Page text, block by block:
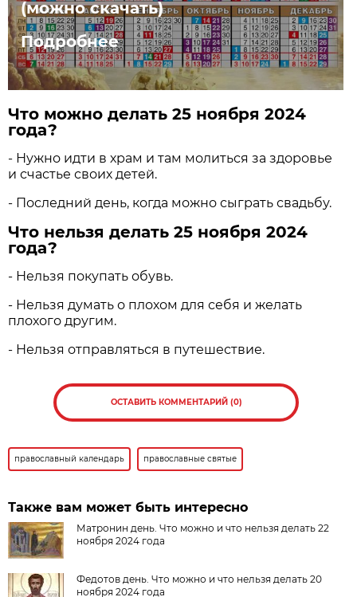
(можно скачать)
Подробнее
Что можно делать 25 ноября 2024
года?
- Нужно идти в храм и там молиться за здоровье
и счастье своих детей.
- Последний день, когда можно сыграть свадьбу.
Что нельзя делать 25 ноября 2024
года?
- Нельзя покупать обувь.
- Нельзя думать о плохом для себя и желать
плохого другим.
- Нельзя отправляться в путешествие.
ОСТАВИТЬ КОММЕНТАРИЙ (0)
православный календарь православные святые
Также вам может быть интересно
Матронин день. Что можно и что нельзя делать 22
ноября 2024 года
Федотов день. Что можно и что нельзя делать 20
ноября 2024 года